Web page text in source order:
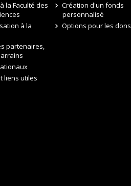
la Faculté des
à la
partenaires,
liens utiles
Création d'un fonds
personnalisé
Options pour les dons